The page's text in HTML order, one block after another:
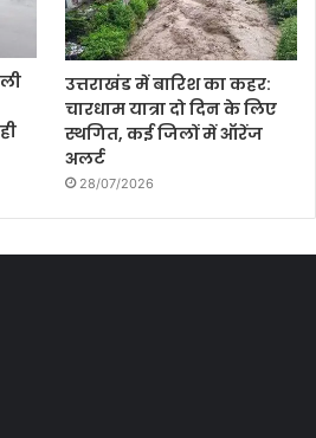
उत्तराखंड में बारिश का कहर:
चारधाम यात्रा दो दिन के लिए
स्थगित, कई जिलों में ऑरेंज
अलर्ट
28/07/2026